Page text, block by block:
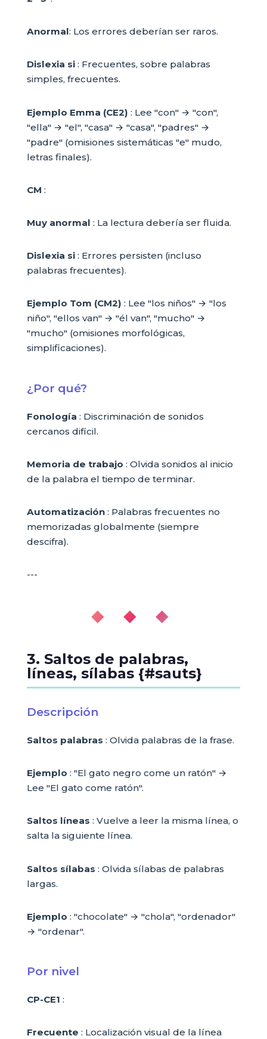
Anormal: Los errores deberían ser raros.
Dislexia si: Frecuentes, sobre palabras
simples, frecuentes.
Ejemplo Emma (CE2) : Lee "con" → "con",
"ella" → "el", "casa" → "casa", "padres" →
"padre" (omisiones sistemáticas "e" mudo,
letras finales).
CM :
Muy anormal : La lectura debería ser fluida.
Dislexia si: Errores persisten (incluso
palabras frecuentes).
Ejemplo Tom (CM2) : Lee "los niños" → "los
niño", "ellos van" → "él van", "mucho" →
"mucho" (omisiones morfológicas,
simplificaciones).
¿Por qué?
Fonología : Discriminación de sonidos
cercanos difícil.
Memoria de trabajo : Olvida sonidos al inicio
de la palabra el tiempo de terminar.
Automatización: Palabras frecuentes no
memorizadas globalmente (siempre
descifra).
---
◆ ◆ ◆
3. Saltos de palabras,
líneas, sílabas {#sauts}
Descripción
Saltos palabras : Olvida palabras de la frase.
Ejemplo : "El gato negro come un ratón" →
Lee "El gato come ratón".
Saltos líneas : Vuelve a leer la misma línea, o
salta la siguiente línea.
Saltos sílabas : Olvida sílabas de palabras
largas.
Ejemplo : "chocolate" → "chola", "ordenador"
→ "ordenar".
Por nivel
CP-CE1 :
Frecuente : Localización visual de la línea